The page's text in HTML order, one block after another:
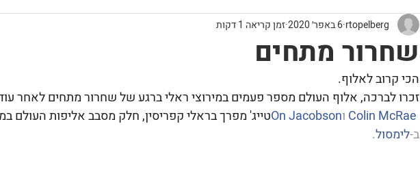
שחרור מתחים
rtopelberg 6 באפר׳ 2020 זמן קריאה 1 דקות
הכי קרוב לאלוף.
טייג' מפרך בראלי קפריסין, חלק מסבב אליפות העולםOn Jacobson Colin McRae
ב-‏לימסול‏.‏